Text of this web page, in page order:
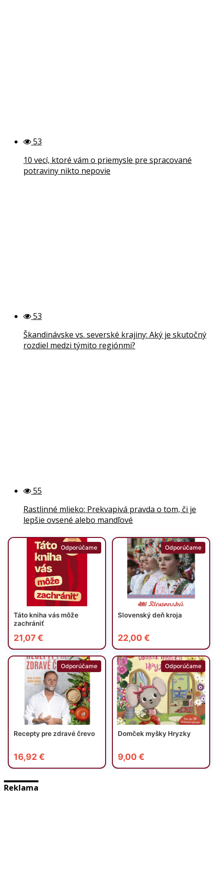
53
10 vecí, ktoré vám o priemysle pre spracované
potraviny nikto nepovie
53
Škandinávske vs. severské krajiny: Aký je skutočný
rozdiel medzi týmito regiónmi?
55
Rastlinné mlieko: Prekvapivá pravda o tom, či je
lepšie ovsené alebo mandľové
Reklama